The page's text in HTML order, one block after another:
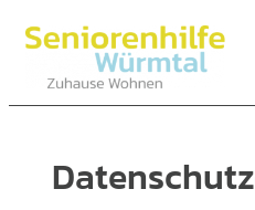
Zum
Inhalt
springen